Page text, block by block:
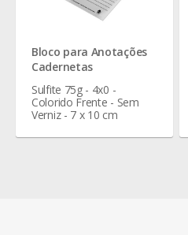
Bloco para Anotações
Cadernetas
Sulfite 75g - 4x0 -
Colorido Frente - Sem
Verniz - 7 x 10 cm